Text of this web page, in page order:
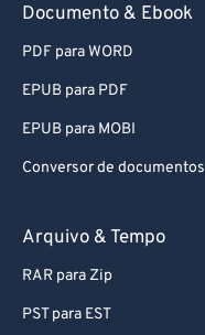
Documento & Ebook
PDF para WORD
EPUB para PDF
EPUB para MOBI
Conversor de documentos
Arquivo & Tempo
RAR para Zip
PST para EST